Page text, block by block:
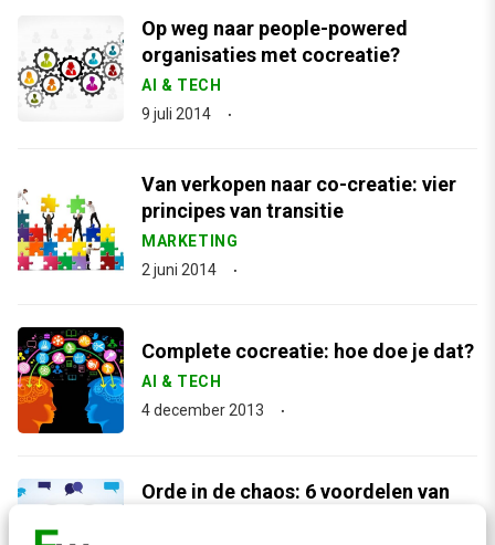
Op weg naar people-powered
organisaties met cocreatie?
AI & TECH
9 juli 2014
Van verkopen naar co-creatie: vier
principes van transitie
MARKETING
2 juni 2014
Complete cocreatie: hoe doe je dat?
AI & TECH
4 december 2013
Orde in de chaos: 6 voordelen van